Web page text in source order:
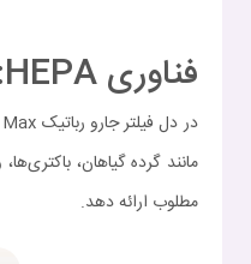
فناوری HEPA: استاندارد طلایی تصفیه هوا
مطلوب ارائه دهد.